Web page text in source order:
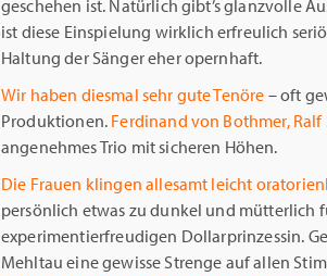
geschehen ist. Natürlich gibt’s glanzvolle
ist diese Einspielung wirklich erfreulich
Haltung der Sänger eher opernhaft.
Wir haben diesmal sehr gute Tenöre – oft
Produktionen. Ferdinand von Bothmer,
angenehmes Trio mit sicheren Höhen.
Die Frauen klingen allesamt leicht
persönlich etwas zu dunkel und mütterlich
experimentierfreudigen Dollarprinzessin.
Mehltau eine gewisse Strenge auf allen